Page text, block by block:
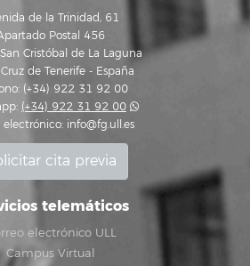
de la Trinidad, 61
Postal 456
Cristóbal de La Laguna
de Tenerife - España
(+34) 922 31 92 00
(+34) 922 31 92 00
electrónico: info@fg.ull.es
cita previa
telemáticos
electrónico ULL
Campus Virtual